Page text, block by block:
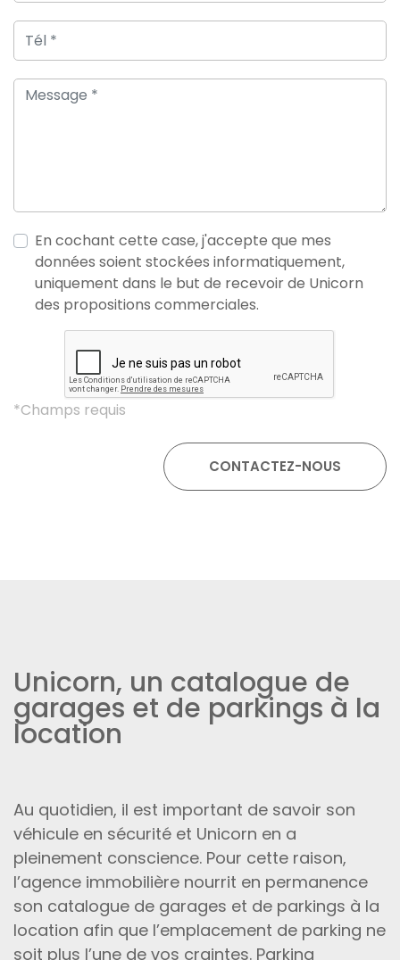
En cochant cette case, j'accepte que mes
données soient stockées informatiquement,
uniquement dans le but de recevoir de Unicorn
des propositions commerciales.
*Champs requis
Unicorn, un catalogue de
garages et de parkings à la
location
Au quotidien, il est important de savoir son
véhicule en sécurité et Unicorn en a
pleinement conscience. Pour cette raison,
l’agence immobilière nourrit en permanence
son catalogue de garages et de parkings à la
location afin que l’emplacement de parking ne
soit plus l’une de vos craintes. Parking